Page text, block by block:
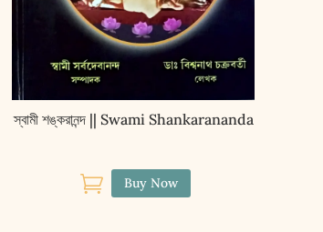
স্বামী শঙ্করানন্দ || Swami Shankarananda
 Buy Now